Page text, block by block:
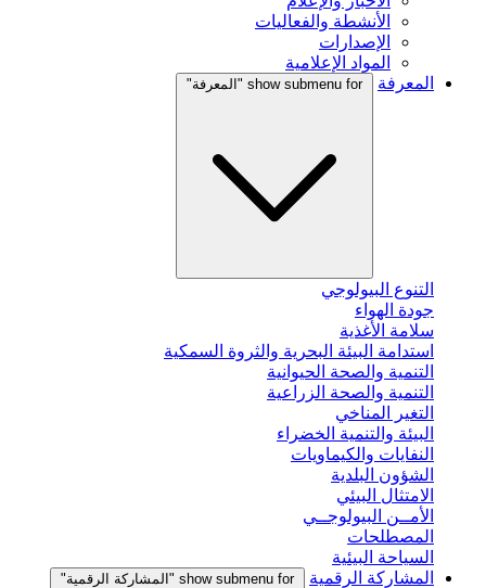
الأنشطة والفعاليات
الإصدارات
المواد الإعلامية
المعرفة
show submenu for "المعرفة"
التنوع البيولوجي
جودة الهواء
سلامة الأغذية
استدامة البيئة البحرية والثروة السمكية
التنمية والصحة الحيوانية
التنمية والصحة الزراعية
التغير المناخي
البيئة والتنمية الخضراء
النفايات والكيماويات
الشؤون البلدية
الامتثال البيئي
الأمــن البيولوجــي
المصطلحات
السياحة البيئية
المشاركة الرقمية
show submenu for "المشاركة الرقمية"